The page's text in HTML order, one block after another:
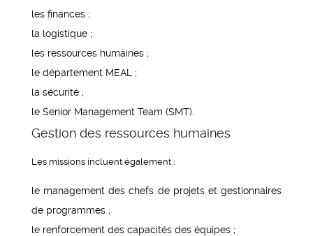
les finances ;
la logistique ;
les ressources humaines ;
le département MEAL ;
la sécurité ;
le Senior Management Team (SMT).
Gestion des ressources humaines
Les missions incluent également :
le management des chefs de projets et gestionnaires
de programmes ;
le renforcement des capacités des équipes ;